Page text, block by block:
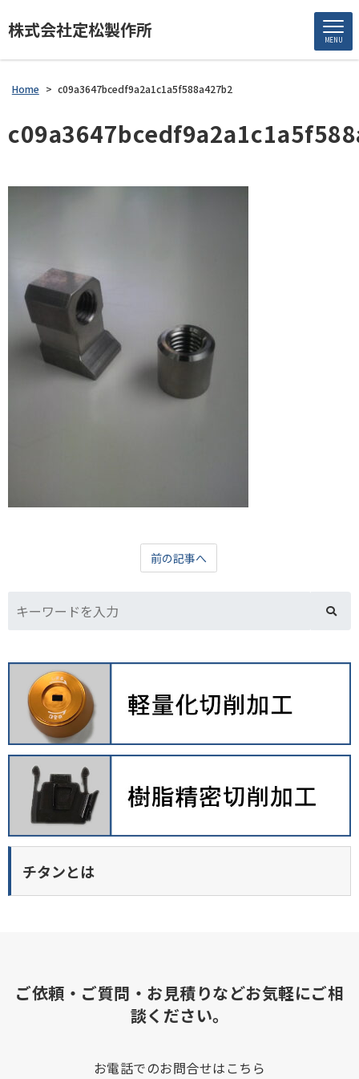
株式会社定松製作所 MENU
Home > c09a3647bcedf9a2a1c1a5f588a427b2
前の記事へ
チタンとは
ご依頼・ご質問・お見積りなどお気軽にご相
談ください。
お電話でのお問合せはこちら